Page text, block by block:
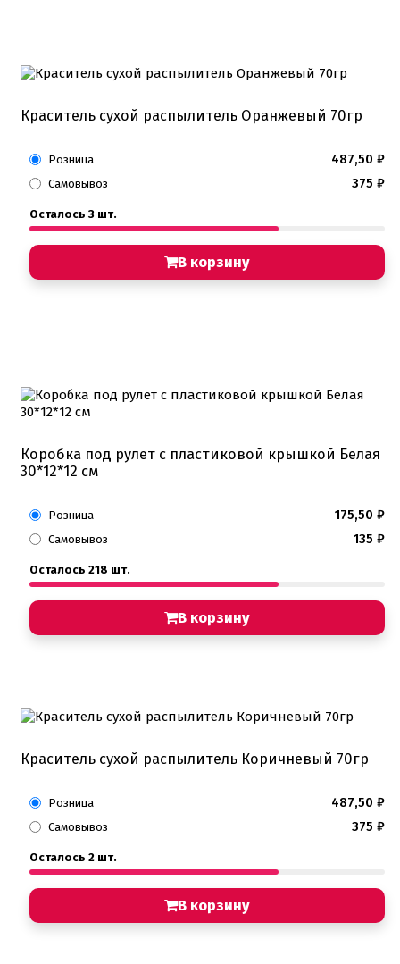
Краситель сухой распылитель Оранжевый 70гр
Розница 487,50 ₽
Самовывоз 375 ₽
Осталось 3 шт.
В корзину
Коробка под рулет с пластиковой крышкой Белая
30*12*12 см
Розница 175,50 ₽
Самовывоз 135 ₽
Осталось 218 шт.
В корзину
Краситель сухой распылитель Коричневый 70гр
Розница 487,50 ₽
Самовывоз 375 ₽
Осталось 2 шт.
В корзину